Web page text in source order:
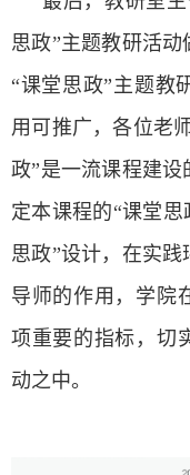
思政”主题教研活
“课堂思政”主题教
用可推广，各位老
政”是一流课程建设
定本课程的“课堂
思政”设计，在实
导师的作用，学院
项重要的指标，切
动之中。